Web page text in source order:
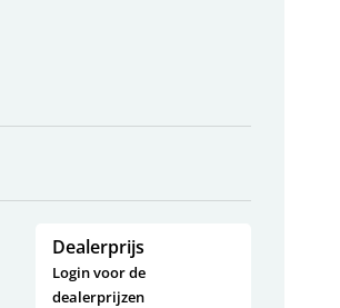
Dealerprijs
Login voor de
dealerprijzen